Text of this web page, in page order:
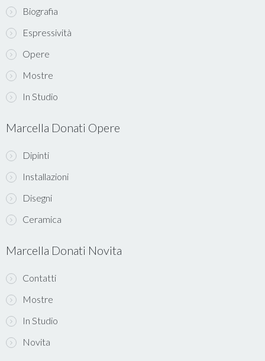
Biografia
Espressività
Opere
Mostre
In Studio
Marcella Donati Opere
Dipinti
Installazioni
Disegni
Ceramica
Marcella Donati Novita
Contatti
Mostre
In Studio
Novita